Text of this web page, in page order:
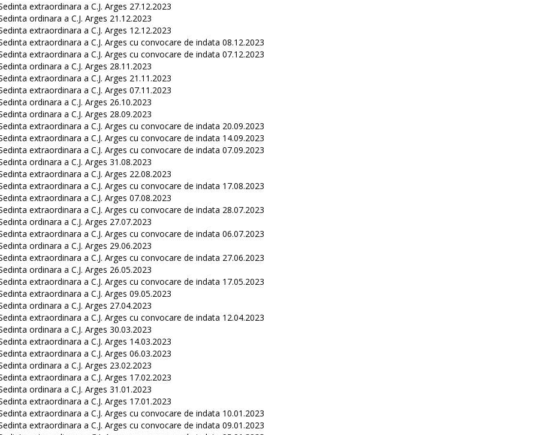
extraordinara a C.J. Arges 27.12.2023
ordinara a C.J. Arges 21.12.2023
extraordinara a C.J. Arges 12.12.2023
extraordinara a C.J. Arges cu convocare de indata 08.12.2023
extraordinara a C.J. Arges cu convocare de indata 07.12.2023
ordinara a C.J. Arges 28.11.2023
extraordinara a C.J. Arges 21.11.2023
extraordinara a C.J. Arges 07.11.2023
ordinara a C.J. Arges 26.10.2023
ordinara a C.J. Arges 28.09.2023
extraordinara a C.J. Arges cu convocare de indata 20.09.2023
extraordinara a C.J. Arges cu convocare de indata 14.09.2023
extraordinara a C.J. Arges cu convocare de indata 07.09.2023
ordinara a C.J. Arges 31.08.2023
extraordinara a C.J. Arges 22.08.2023
extraordinara a C.J. Arges cu convocare de indata 17.08.2023
extraordinara a C.J. Arges 07.08.2023
extraordinara a C.J. Arges cu convocare de indata 28.07.2023
ordinara a C.J. Arges 27.07.2023
extraordinara a C.J. Arges cu convocare de indata 06.07.2023
ordinara a C.J. Arges 29.06.2023
extraordinara a C.J. Arges cu convocare de indata 27.06.2023
ordinara a C.J. Arges 26.05.2023
extraordinara a C.J. Arges cu convocare de indata 17.05.2023
extraordinara a C.J. Arges 09.05.2023
ordinara a C.J. Arges 27.04.2023
extraordinara a C.J. Arges cu convocare de indata 12.04.2023
ordinara a C.J. Arges 30.03.2023
extraordinara a C.J. Arges 14.03.2023
extraordinara a C.J. Arges 06.03.2023
ordinara a C.J. Arges 23.02.2023
extraordinara a C.J. Arges 17.02.2023
ordinara a C.J. Arges 31.01.2023
extraordinara a C.J. Arges 17.01.2023
extraordinara a C.J. Arges cu convocare de indata 10.01.2023
extraordinara a C.J. Arges cu convocare de indata 09.01.2023